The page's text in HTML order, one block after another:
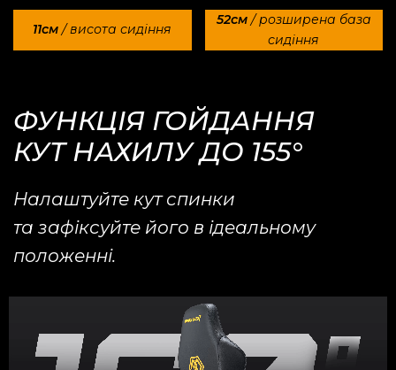
11см/ висота сидіння
52см/ розширена база
сидіння
ФУНКЦІЯ ГОЙДАННЯ
КУТ НАХИЛУ ДО 155°
Налаштуйте кут спинки
та зафіксуйте його в ідеальному
положенні.